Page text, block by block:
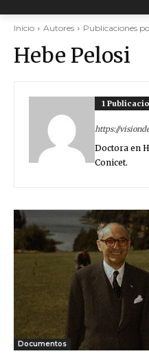
Inicio Autores Publicaciones
Hebe Pelosi
1
https://
Doctora en
Conicet.
Documentos